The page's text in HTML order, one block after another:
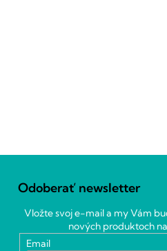
Odoberať newsletter
Vložte svoj e-mail a my Vám
nových produktoch
Email